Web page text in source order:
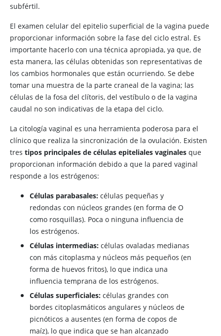
subfértil.
El examen celular del epitelio superficial de la vagina puede
proporcionar información sobre la fase del ciclo estral. Es
importante hacerlo con una técnica apropiada, ya que, de
esta manera, las células obtenidas son representativas de
los cambios hormonales que están ocurriendo. Se debe
tomar una muestra de la parte craneal de la vagina; las
células de la fosa del clítoris, del vestíbulo o de la vagina
caudal no son indicativas de la etapa del ciclo.
La citología vaginal es una herramienta poderosa para el
clínico que realiza la sincronización de la ovulación. Existen
tres tipos principales de células epiteliales vaginales que
proporcionan información debido a que la pared vaginal
responde a los estrógenos:
Células parabasales: células pequeñas y
redondas con núcleos grandes (en forma de O
como rosquillas). Poca o ninguna influencia de
los estrógenos.
Células intermedias: células ovaladas medianas
con más citoplasma y núcleos más pequeños (en
forma de huevos fritos), lo que indica una
influencia temprana de los estrógenos.
Células superficiales: células grandes con
bordes citoplasmáticos angulares y núcleos de
picnóticos a ausentes (en forma de copos de
maíz), lo que indica que se han alcanzado